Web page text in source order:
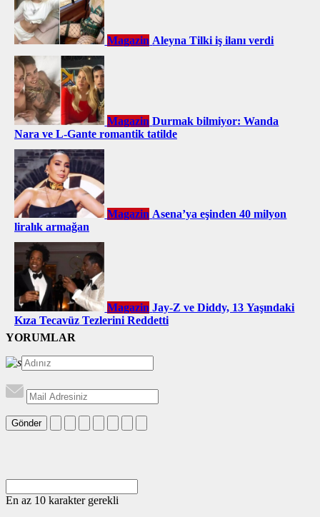
Magazin Aleyna Tilki iş ilanı verdi
Magazin Durmak bilmiyor: Wanda
Nara ve L-Gante romantik tatilde
Magazin Asena’ya eşinden 40 milyon
liralık armağan
Magazin Jay-Z ve Diddy, 13 Yaşındaki
Kıza Tecavüz Tezlerini Reddetti
YORUMLAR
Gönder
En az 10 karakter gerekli